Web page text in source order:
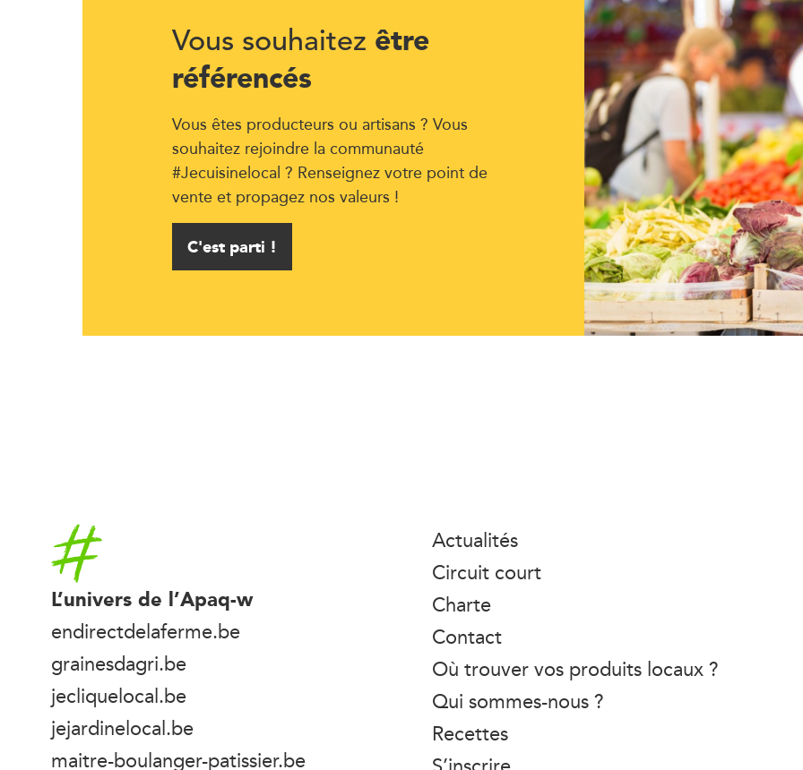
Vous souhaitez être
référencés
Vous êtes producteurs ou artisans ? Vous
souhaitez rejoindre la communauté
#Jecuisinelocal ? Renseignez votre point de
vente et propagez nos valeurs !
C'est parti !
Accueil
L’univers de l’Apaq-w
endirectdelaferme.be
grainesdagri.be
jecliquelocal.be
jejardinelocal.be
maitre-boulanger-patissier.be
Actualités
Circuit court
Charte
Contact
Où trouver vos produits locaux ?
Qui sommes-nous ?
Recettes